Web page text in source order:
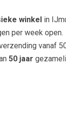
winkel in
per week open.
vanaf
50 jaar